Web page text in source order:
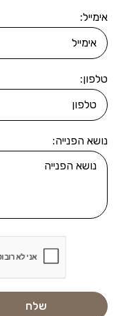
אימייל:
טלפון:
נושא הפנייה: